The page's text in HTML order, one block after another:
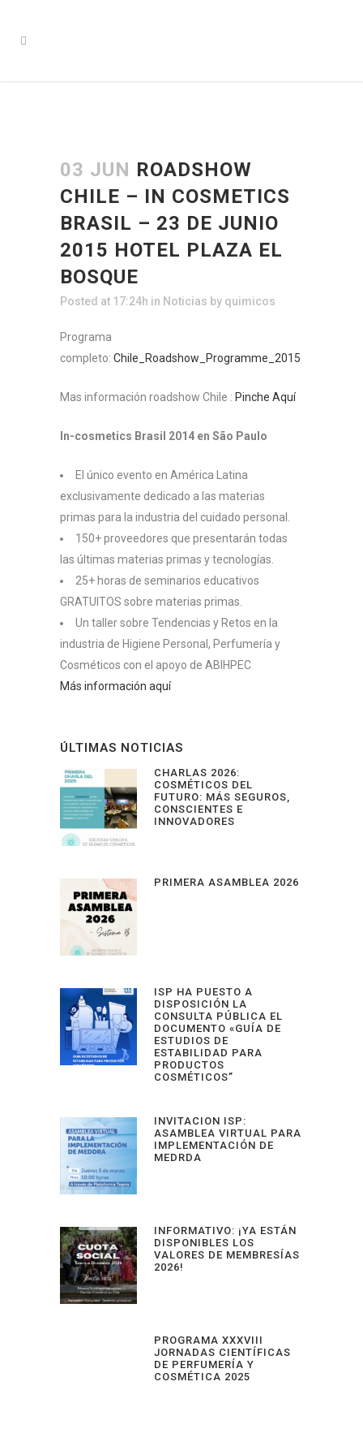
03 JUN ROADSHOW
CHILE – IN COSMETICS
BRASIL – 23 DE JUNIO
2015 HOTEL PLAZA EL
BOSQUE
Posted at 17:24h in Noticias by quimicos
Programa
completo: Chile_Roadshow_Programme_2015
Mas información roadshow Chile : Pinche Aquí
In-cosmetics Brasil 2014 en São Paulo
El único evento en América Latina
exclusivamente dedicado a las materias
primas para la industria del cuidado personal.
150+ proveedores que presentarán todas
las últimas materias primas y tecnologías.
25+ horas de seminarios educativos
GRATUITOS sobre materias primas.
Un taller sobre Tendencias y Retos en la
industria de Higiene Personal, Perfumería y
Cosméticos con el apoyo de ABIHPEC
Más información aquí
ÚLTIMAS NOTICIAS
CHARLAS 2026:
COSMÉTICOS DEL
FUTURO: MÁS SEGUROS,
CONSCIENTES E
INNOVADORES
PRIMERA ASAMBLEA 2026
ISP HA PUESTO A
DISPOSICIÓN LA
CONSULTA PÚBLICA EL
DOCUMENTO «GUÍA DE
ESTUDIOS DE
ESTABILIDAD PARA
PRODUCTOS
COSMÉTICOS”
INVITACION ISP:
ASAMBLEA VIRTUAL PARA
IMPLEMENTACIÓN DE
MEDRDA
INFORMATIVO: ¡YA ESTÁN
DISPONIBLES LOS
VALORES DE MEMBRESÍAS
2026!
PROGRAMA XXXVIII
JORNADAS CIENTÍFICAS
DE PERFUMERÍA Y
COSMÉTICA 2025